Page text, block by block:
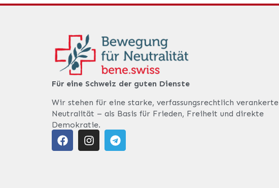
Für eine Schweiz der guten Dienste
Wir stehen für eine starke, verfassungsrechtlich verankerte
Neutralität – als Basis für Frieden, Freiheit und direkte
Demokratie.